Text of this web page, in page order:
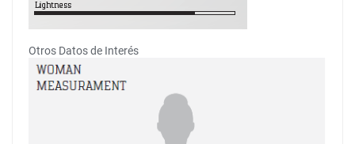
Otros Datos de Interés